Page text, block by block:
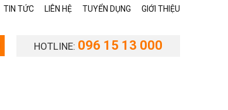
TIN TỨC LIÊN HỆ TUYỂN DỤNG GIỚI THIỆU
HOTLINE: 096 15 13 000